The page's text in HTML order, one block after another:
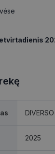
DIVERSO
2025